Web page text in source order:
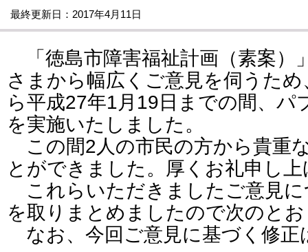
最終更新日：2017年4月11日
「徳島市障害福祉計画（素案）
さまから幅広くご意見を伺うた
ら平成27年1月19日までの間、パ
を実施いたしました。
この間2人の市民の方から貴重
とができました。厚くお礼申し
これらいただきましたご意見に
を取りまとめましたので次のと
なお、今回ご意見に基づく修正